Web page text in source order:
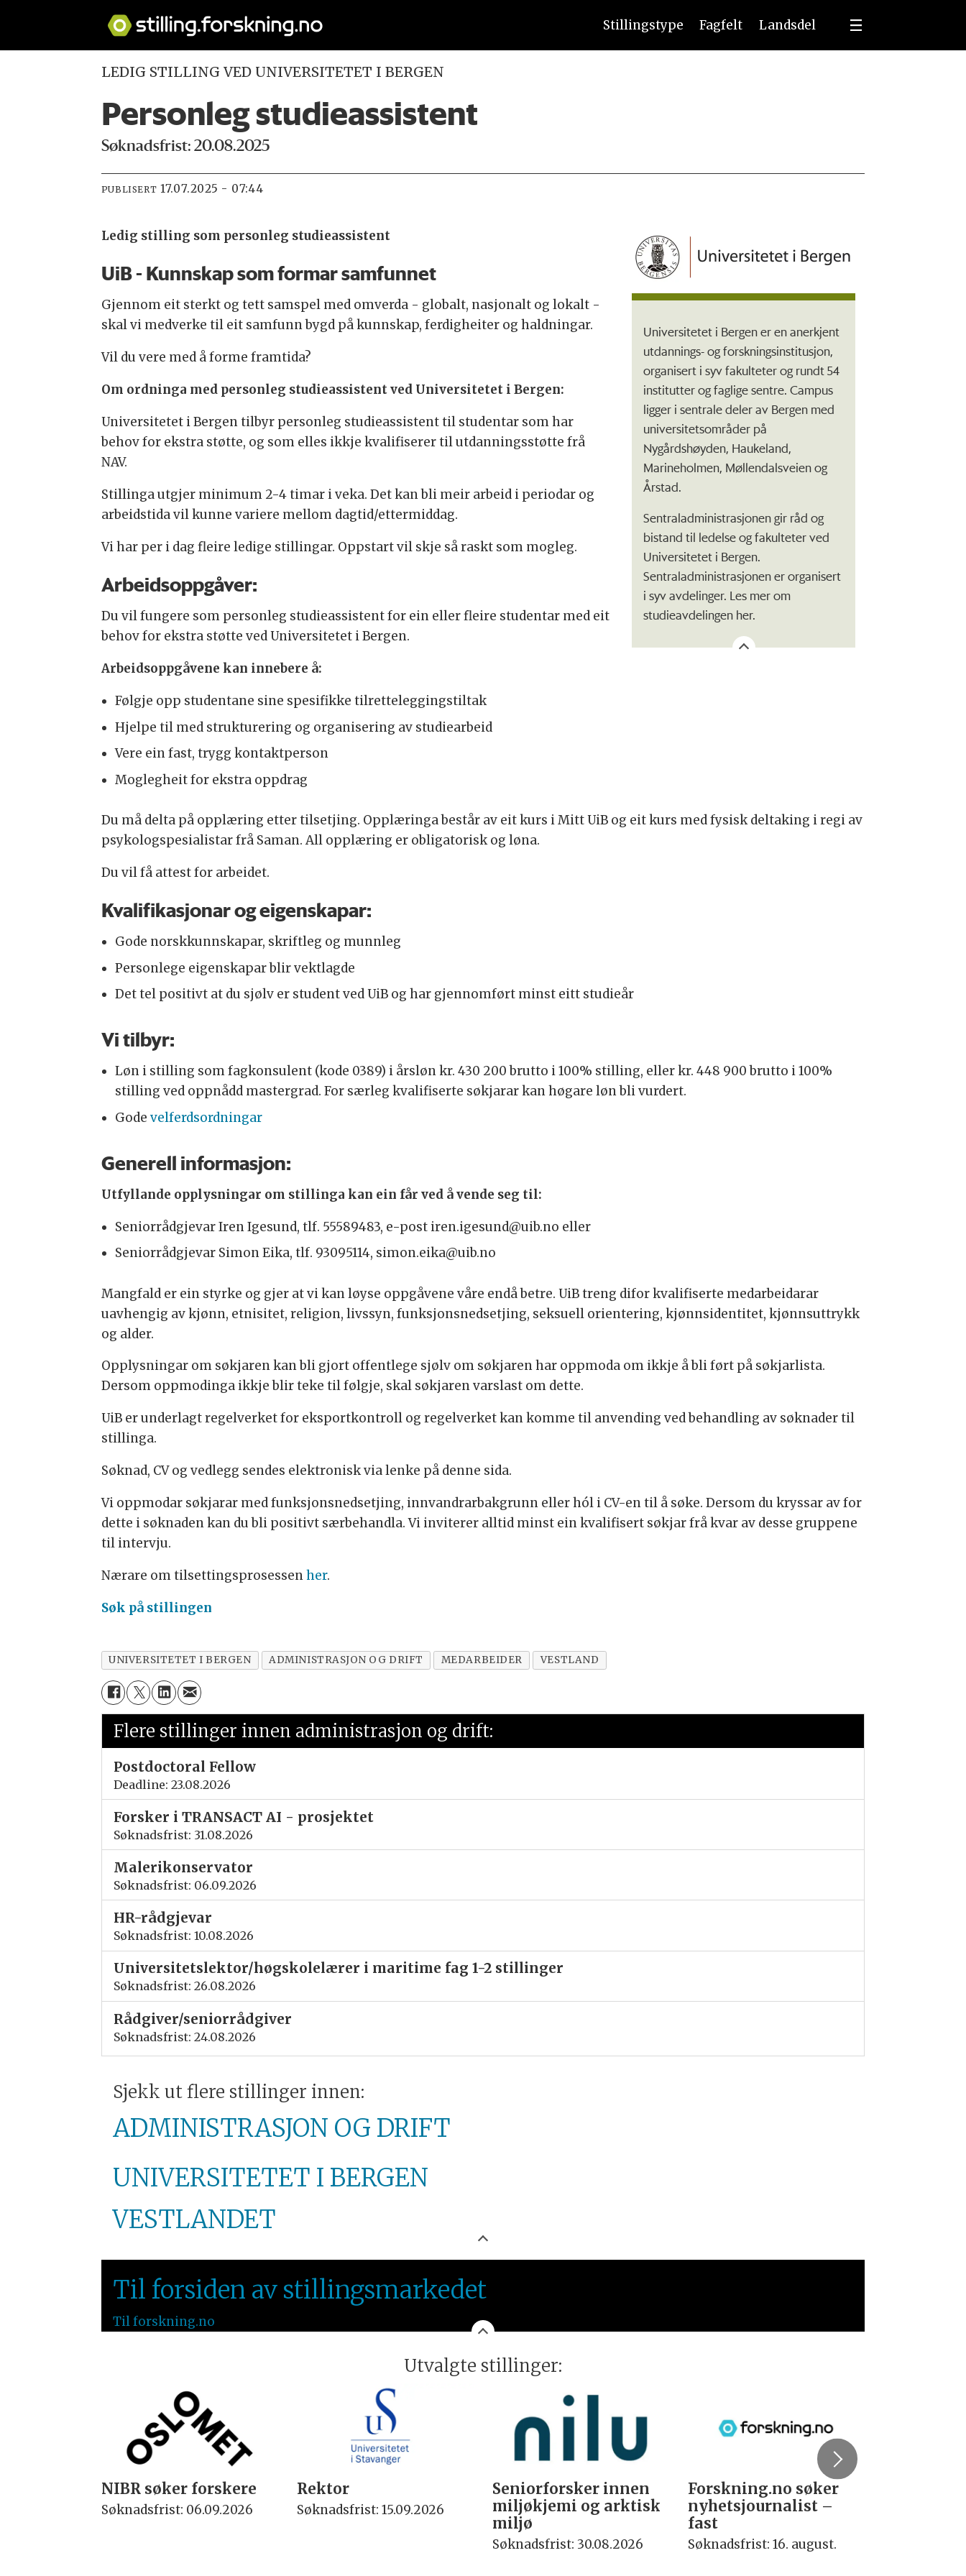
Stillingstype Fagfelt Landsdel
LEDIG STILLING VED UNIVERSITETET I BERGEN
Personleg studieassistent
Søknadsfrist: 20.08.2025
PUBLISERT 17.07.2025 - 07:44
Universitetet i Bergen er en anerkjent
utdannings- og forskningsinstitusjon,
organisert i syv fakulteter og rundt 54
institutter og faglige sentre. Campus
ligger i sentrale deler av Bergen med
universitetsområder på
Nygårdshøyden, Haukeland,
Marineholmen, Møllendalsveien og
Årstad.
Sentraladministrasjonen gir råd og
bistand til ledelse og fakulteter ved
Universitetet i Bergen.
Sentraladministrasjonen er organisert
i syv avdelinger. Les mer om
studieavdelingen her.
Ledig stilling som personleg studieassistent
UiB - Kunnskap som formar samfunnet
Gjennom eit sterkt og tett samspel med omverda - globalt, nasjonalt og lokalt -
skal vi medverke til eit samfunn bygd på kunnskap, ferdigheiter og haldningar.
Vil du vere med å forme framtida?
Om ordninga med personleg studieassistent ved Universitetet i Bergen:
Universitetet i Bergen tilbyr personleg studieassistent til studentar som har
behov for ekstra støtte, og som elles ikkje kvalifiserer til utdanningsstøtte frå
NAV.
Stillinga utgjer minimum 2-4 timar i veka. Det kan bli meir arbeid i periodar og
arbeidstida vil kunne variere mellom dagtid/ettermiddag.
Vi har per i dag fleire ledige stillingar. Oppstart vil skje så raskt som mogleg.
Arbeidsoppgåver:
Du vil fungere som personleg studieassistent for ein eller fleire studentar med eit
behov for ekstra støtte ved Universitetet i Bergen.
Arbeidsoppgåvene kan innebere å:
Følgje opp studentane sine spesifikke tilretteleggingstiltak
Hjelpe til med strukturering og organisering av studiearbeid
Vere ein fast, trygg kontaktperson
Moglegheit for ekstra oppdrag
Du må delta på opplæring etter tilsetjing. Opplæringa består av eit kurs i Mitt UiB og eit kurs med fysisk deltaking i regi av
psykologspesialistar frå Saman. All opplæring er obligatorisk og løna.
Du vil få attest for arbeidet.
Kvalifikasjonar og eigenskapar:
Gode norskkunnskapar, skriftleg og munnleg
Personlege eigenskapar blir vektlagde
Det tel positivt at du sjølv er student ved UiB og har gjennomført minst eitt studieår
Vi tilbyr:
Løn i stilling som fagkonsulent (kode 0389) i årsløn kr. 430 200 brutto i 100% stilling, eller kr. 448 900 brutto i 100%
stilling ved oppnådd mastergrad. For særleg kvalifiserte søkjarar kan høgare løn bli vurdert.
Gode velferdsordningar
Generell informasjon:
Utfyllande opplysningar om stillinga kan ein får ved å vende seg til:
Seniorrådgjevar Iren Igesund, tlf. 55589483, e-post iren.igesund@uib.no eller
Seniorrådgjevar Simon Eika, tlf. 93095114, simon.eika@uib.no
Mangfald er ein styrke og gjer at vi kan løyse oppgåvene våre endå betre. UiB treng difor kvalifiserte medarbeidarar
uavhengig av kjønn, etnisitet, religion, livssyn, funksjonsnedsetjing, seksuell orientering, kjønnsidentitet, kjønnsuttrykk
og alder.
Opplysningar om søkjaren kan bli gjort offentlege sjølv om søkjaren har oppmoda om ikkje å bli ført på søkjarlista.
Dersom oppmodinga ikkje blir teke til følgje, skal søkjaren varslast om dette.
UiB er underlagt regelverket for eksportkontroll og regelverket kan komme til anvending ved behandling av søknader til
stillinga.
Søknad, CV og vedlegg sendes elektronisk via lenke på denne sida.
Vi oppmodar søkjarar med funksjonsnedsetjing, innvandrarbakgrunn eller hól i CV-en til å søke. Dersom du kryssar av for
dette i søknaden kan du bli positivt særbehandla. Vi inviterer alltid minst ein kvalifisert søkjar frå kvar av desse gruppene
til intervju.
Nærare om tilsettingsprosessenher.
Søk på stillingen
UNIVERSITETET I BERGEN ADMINISTRASJON OG DRIFT MEDARBEIDER VESTLAND
Flere stillinger innen administrasjon og drift:
Postdoctoral Fellow
Deadline: 23.08.2026
Forsker i TRANSACT AI - prosjektet
Søknadsfrist: 31.08.2026
Malerikonservator
Søknadsfrist: 06.09.2026
HR-rådgjevar
Søknadsfrist: 10.08.2026
Universitetslektor/høgskolelærer i maritime fag 1-2 stillinger
Søknadsfrist: 26.08.2026
Rådgiver/seniorrådgiver
Søknadsfrist: 24.08.2026
Sjekk ut flere stillinger innen:
ADMINISTRASJON OG DRIFT
UNIVERSITETET I BERGEN
VESTLANDET
Til forsiden av stillingsmarkedet
Til forskning.no
Utvalgte stillinger:
NIBR søker forskere
Søknadsfrist: 06.09.2026
Rektor
Søknadsfrist: 15.09.2026
Seniorforsker innen
miljøkjemi og arktisk
miljø
Søknadsfrist: 30.08.2026
Forskning.no søker
nyhetsjournalist –
fast
Søknadsfrist: 16. august.